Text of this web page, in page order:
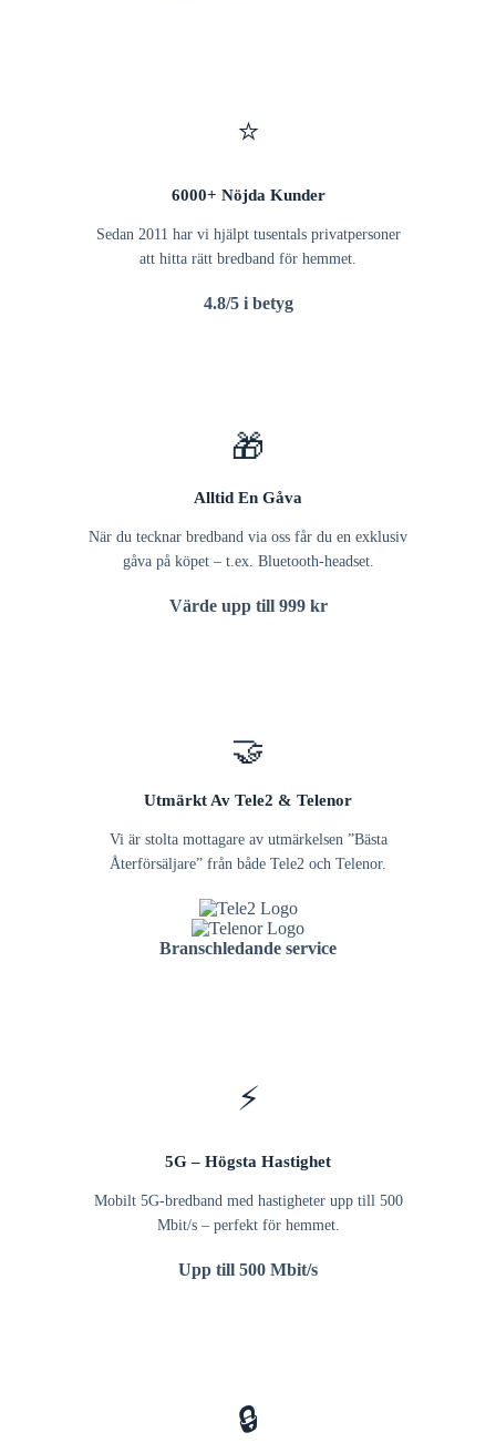
⭐
6000+ Nöjda Kunder
Sedan 2011 har vi hjälpt tusentals privatpersoner
att hitta rätt bredband för hemmet.
4.8/5 i betyg
🎁
Alltid En Gåva
När du tecknar bredband via oss får du en exklusiv
gåva på köpet – t.ex. Bluetooth-headset.
Värde upp till 999 kr
🤝
Utmärkt Av Tele2 & Telenor
Vi är stolta mottagare av utmärkelsen ”Bästa
Återförsäljare” från både Tele2 och Telenor.
Branschledande service
⚡
5G – Högsta Hastighet
Mobilt 5G-bredband med hastigheter upp till 500
Mbit/s – perfekt för hemmet.
Upp till 500 Mbit/s
🔒